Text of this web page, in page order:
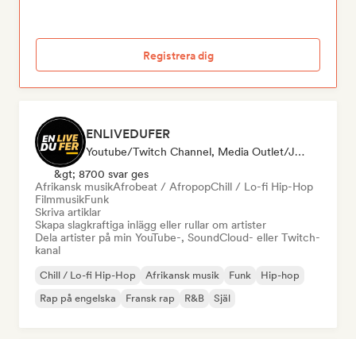
Registrera dig
ENLIVEDUFER
Youtube/Twitch Channel, Media Outlet/Journalist, Influencer I Sociala Medier
&gt; 8700 svar ges
Afrikansk musikAfrobeat / AfropopChill / Lo-fi Hip-Hop
FilmmusikFunk
Skriva artiklar
Skapa slagkraftiga inlägg eller rullar om artister
Dela artister på min YouTube-, SoundCloud- eller Twitch-
kanal
Chill / Lo-fi Hip-Hop Afrikansk musik Funk
Hip-hop
Rap på engelska
Fransk rap R&B Själ